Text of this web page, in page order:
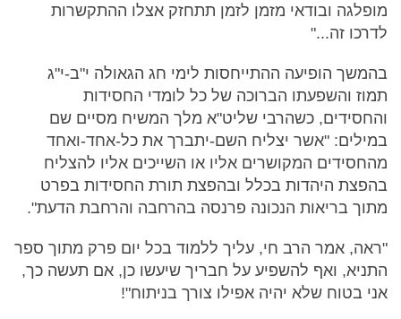
מופלגה ובודאי מזמן לזמן תתחזק אצלו ההתקשרות
לדרכו זה..."
בהמשך הופיעה ההתייחסות לימי חג הגאולה י"ב-י"ג
תמוז והשפעתו הברוכה של כל לומדי החסידות
והחסידים, כשהרבי שליט"א מלך המשיח מסיים שם
במילים: "אשר יצליח השם-יתברך את כל-אחד-ואחד
מהחסידים המקושרים אליו או השייכים אליו להצליח
בהפצת היהדות בכלל ובהפצת תורת החסידות בפרט
מתוך בריאות הנכונה פרנסה בהרחבה והרחבת הדעת".
"ראה, אמר הרב חי, עליך ללמוד בכל יום פרק מתוך ספר
התניא, ואף להשפיע על חבריך שיעשו כן, אם תעשה כך,
אני בטוח שלא יהיה אפילו צורך בניתוח"!